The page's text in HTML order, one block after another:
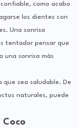
como acabo
los dientes con
Una sonrisa
tentador pensar que
una sonrisa más
que sea saludable. De
naturales, puede